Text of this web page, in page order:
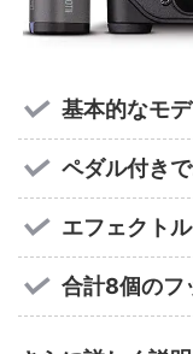
基本的なモ
ペダル付き
エフェクト
合計8個のフ